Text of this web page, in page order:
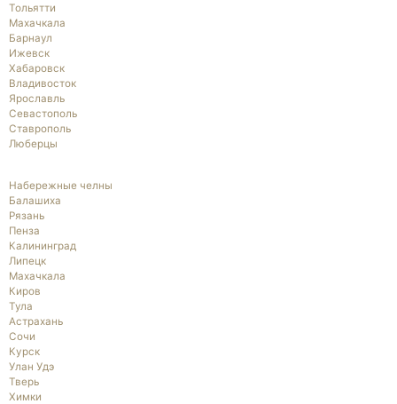
Тольятти
Махачкала
Барнаул
Ижевск
Хабаровск
Владивосток
Ярославль
Севастополь
Ставрополь
Люберцы
Набережные челны
Балашиха
Рязань
Пенза
Калининград
Липецк
Махачкала
Киров
Тула
Астрахань
Сочи
Курск
Улан Удэ
Тверь
Химки